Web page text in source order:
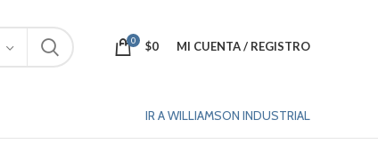
0 $0 MI CUENTA / REGISTRO
IR A WILLIAMSON INDUSTRIAL